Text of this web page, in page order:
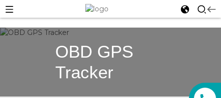
OBD GPS
Tracker